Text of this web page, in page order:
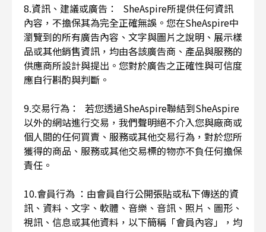
8.資訊、建議或廣告： SheAspire所提供任何資訊
內容，不擔保其為完全正確無誤。您在SheAspire中
瀏覽到的所有廣告內容、文字與圖片之說明、展示樣
品或其他銷售資訊，均由各該廣告商、產品與服務的
供應商所設計與提出。您對於廣告之正確性與可信度
應自行斟酌與判斷。
9.交易行為： 若您透過SheAspire聯結到SheAspire
以外的網站進行交易，我們聲明絕不介入您與廠商或
個人間的任何買賣、服務或其他交易行為，對於您所
獲得的商品、服務或其他交易標的物亦不負任何擔保
責任。
10.會員行為 ：由會員自行公開張貼或私下傳送的資
訊、資料、文字、軟體、音樂、音訊、照片、圖形、
視訊、信息或其他資料，以下簡稱「會員內容」，均